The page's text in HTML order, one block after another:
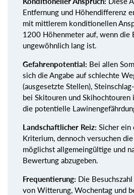
Entfernung und Höhendifferenz
mit mittlerem konditionellen
1200 Höhenmeter auf, wenn die
ungewöhnlich lang ist.
Gefahrenpotential: Bei allen
sich die Angabe auf schlechte
(ausgesetzte Stellen),
bei Skitouren und
die potentielle
Landschaftlicher Reiz: Sicher ein
Kriterium, dennoch versuchen
möglichst allgemeingültige und
Bewertung abzugeben.
Frequentierung: Die
von Witterung, Wochentag und